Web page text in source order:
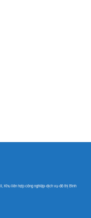
Khu liên hợp công nghiệp-dịch vụ-đô thị Bình